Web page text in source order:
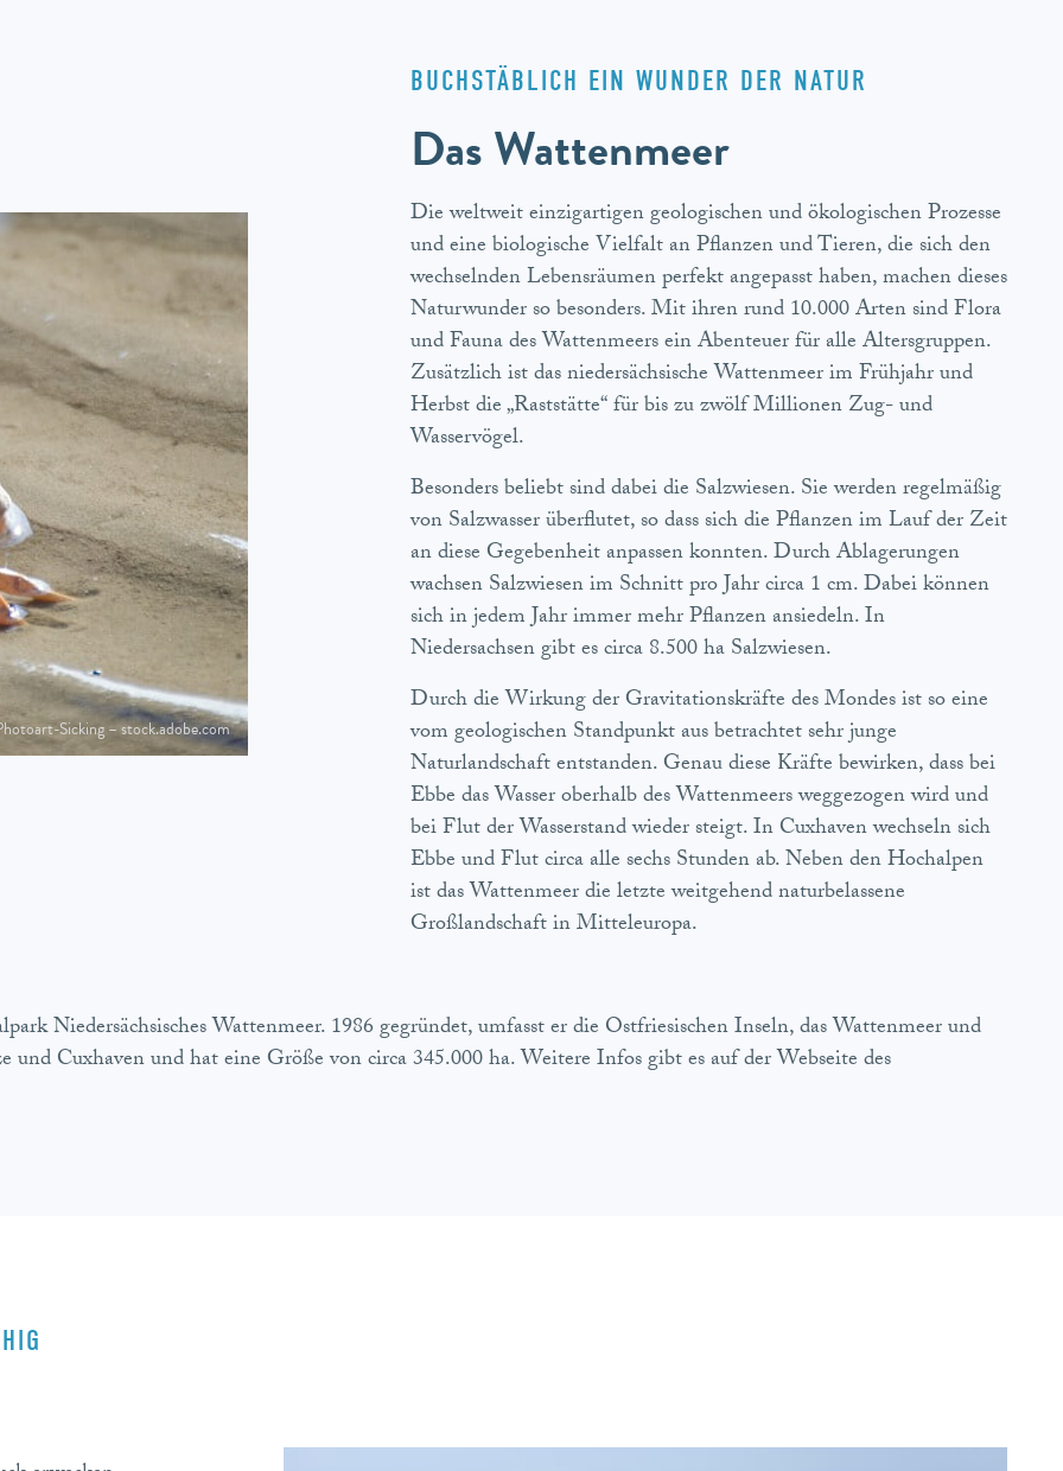
Das Wattenmeer
BUCHSTÄBLICH EIN WUNDER DER NATUR
Die weltweit einzigartigen geologischen und ökologischen Prozesse
und eine biologische Vielfalt an Pflanzen und Tieren, die sich den
wechselnden Lebensräumen perfekt angepasst haben, machen dieses
Naturwunder so besonders. Mit ihren rund 10.000 Arten sind Flora
und Fauna des Wattenmeers ein Abenteuer für alle Altersgruppen.
Zusätzlich ist das niedersächsische Wattenmeer im Frühjahr und
Herbst die „Raststätte“ für bis zu zwölf Millionen Zug- und
Wasservögel.
Besonders beliebt sind dabei die Salzwiesen. Sie werden regelmäßig
von Salzwasser überflutet, so dass sich die Pflanzen im Lauf der Zeit
an diese Gegebenheit anpassen konnten. Durch Ablagerungen
wachsen Salzwiesen im Schnitt pro Jahr circa 1 cm. Dabei können
sich in jedem Jahr immer mehr Pflanzen ansiedeln. In
Niedersachsen gibt es circa 8.500 ha Salzwiesen.
Durch die Wirkung der Gravitationskräfte des Mondes ist so eine
vom geologischen Standpunkt aus betrachtet sehr junge
Naturlandschaft entstanden. Genau diese Kräfte bewirken, dass bei
Ebbe das Wasser oberhalb des Wattenmeers weggezogen wird und
bei Flut der Wasserstand wieder steigt. In Cuxhaven wechseln sich
Ebbe und Flut circa alle sechs Stunden ab. Neben den Hochalpen
ist das Wattenmeer die letzte weitgehend naturbelassene
Großlandschaft in Mitteleuropa.
Sicking – stock.adobe.com
Niedersächsisches Wattenmeer. 1986 gegründet, umfasst er die Ostfriesischen Inseln, das Wattenmeer und
und Cuxhaven und hat eine Größe von circa 345.000 ha. Weitere Infos gibt es auf der Webseite des